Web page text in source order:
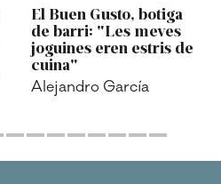
El Buen Gusto, botiga
de barri: "Les meves
joguines eren estris de
cuina"
Alejandro García